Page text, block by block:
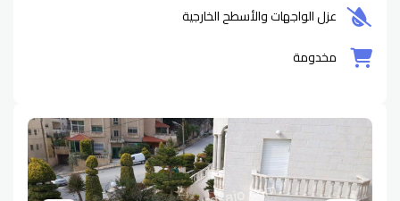
عزل الواجهات والأسطح الخارجية
مخدومة